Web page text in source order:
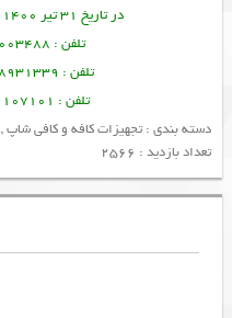
در تاریخ 31 تیر 1400 این مطلب نوشته شده است.
تلفن : 09378003488 ساسان پرتو
تلفن : 09128931339 منصور امین فر
تلفن : 09356107101 تورج امین فر
دسته بندی :تجهیزات کافه و کافی شاپ,
تعداد بازدید : 2566